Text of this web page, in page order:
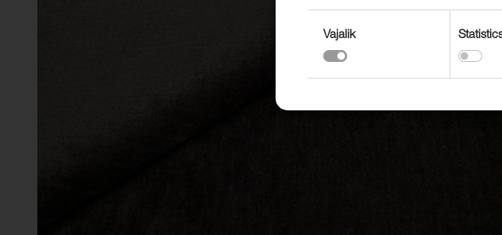
Vajalik